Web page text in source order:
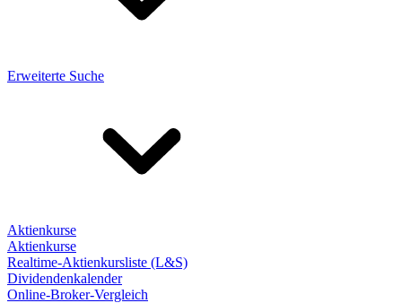
Erweiterte Suche
Aktienkurse
Aktienkurse
Realtime-Aktienkursliste (L&S)
Dividendenkalender
Online-Broker-Vergleich